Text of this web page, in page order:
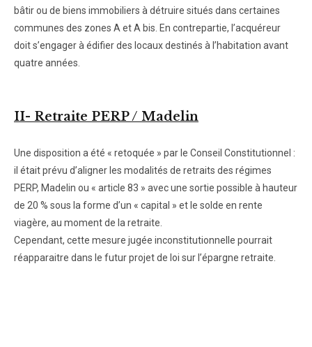
bâtir ou de biens immobiliers à détruire situés dans certaines
communes des zones A et A bis. En contrepartie, l’acquéreur
doit s’engager à édifier des locaux destinés à l’habitation avant
quatre années.
II- Retraite PERP / Madelin
Une disposition a été « retoquée » par le Conseil Constitutionnel :
il était prévu d’aligner les modalités de retraits des régimes
PERP, Madelin ou « article 83 » avec une sortie possible à hauteur
de 20 % sous la forme d’un « capital » et le solde en rente
viagère, au moment de la retraite.
Cependant, cette mesure jugée inconstitutionnelle pourrait
réapparaitre dans le futur projet de loi sur l’épargne retraite.